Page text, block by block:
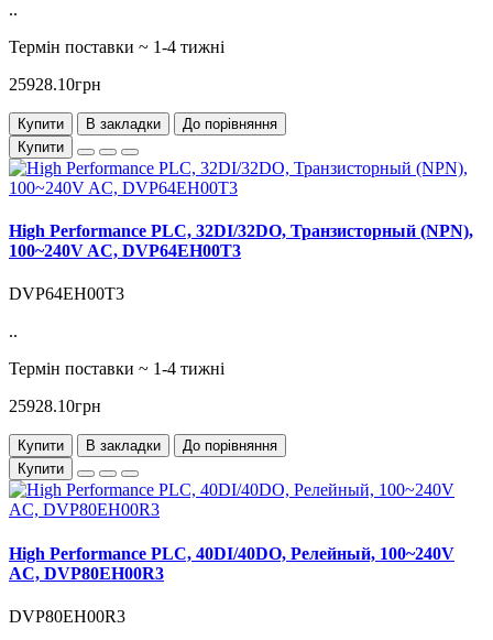
..
Термін поставки ~ 1-4 тижні
25928.10грн
Купити В закладки
До порівняння
Купити
High Performance PLC, 32DI/32DO, Транзисторный (NPN),
100~240V AC, DVP64EH00T3
DVP64EH00T3
..
Термін поставки ~ 1-4 тижні
25928.10грн
Купити В закладки
До порівняння
Купити
High Performance PLC, 40DI/40DO, Релейный, 100~240V
AC, DVP80EH00R3
DVP80EH00R3